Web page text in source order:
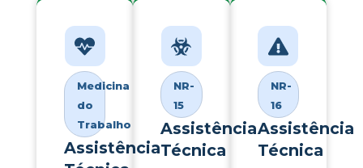
Medicina
do
Trabalho
Assistência
NR-
15
Assistência
Técnica
NR-
16
Assistência
Técnica